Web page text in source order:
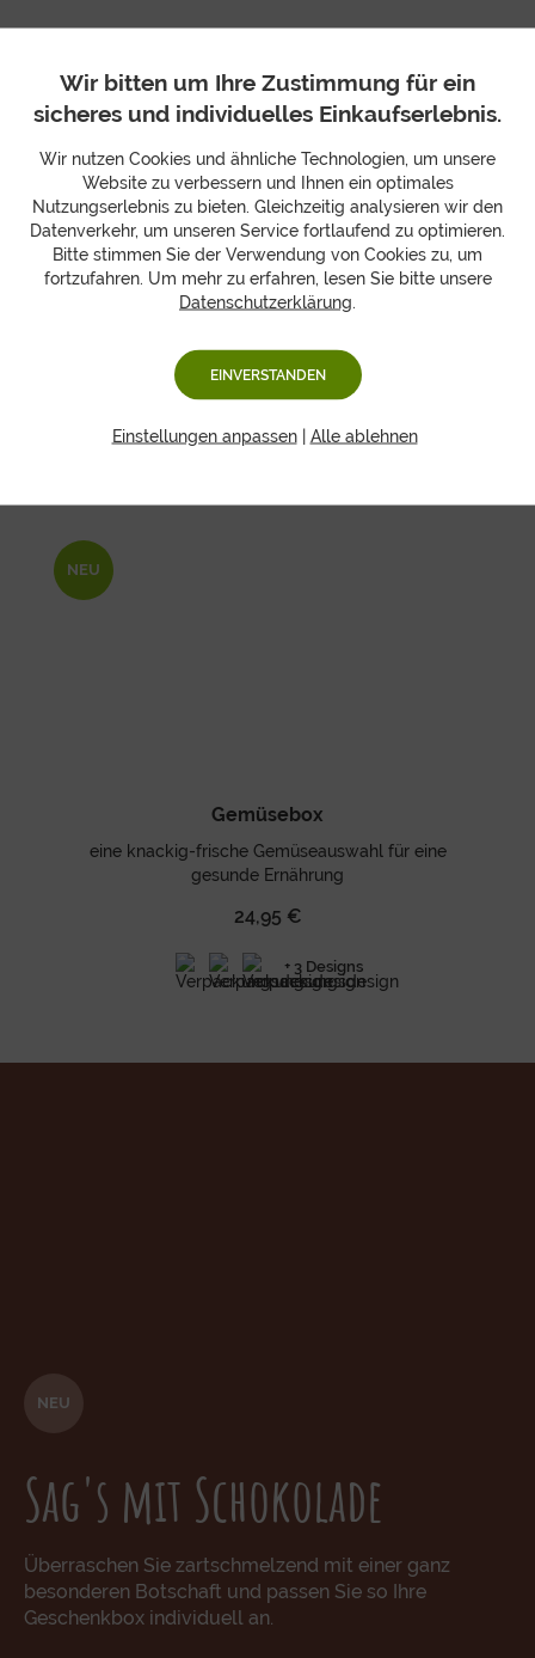
Balkon- & Terrassenzauber
33,95 €
NEU
Gemüsebox
eine knackig-frische Gemüseauswahl für eine
gesunde Ernährung
24,95 €
+ 3 Designs
NEU
Sag's mit Schokolade
Überraschen Sie zartschmelzend mit einer ganz
besonderen Botschaft und passen Sie so Ihre
Geschenkbox individuell an.
Wir bitten um Ihre Zustimmung für ein
sicheres und individuelles Einkaufserlebnis.
Wir nutzen Cookies und ähnliche Technologien, um unsere
Website zu verbessern und Ihnen ein optimales
Nutzungserlebnis zu bieten. Gleichzeitig analysieren wir den
Datenverkehr, um unseren Service fortlaufend zu optimieren.
Bitte stimmen Sie der Verwendung von Cookies zu, um
fortzufahren. Um mehr zu erfahren, lesen Sie bitte unsere
Datenschutzerklärung.
EINVERSTANDEN
Einstellungen anpassen| Alle ablehnen